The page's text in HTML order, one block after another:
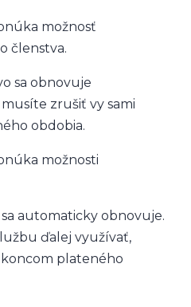
možnosť
členstva.
sa obnovuje
zrušiť vy sami
obdobia.
možnosti
automaticky obnovuje.
ďalej využívať,
plateného